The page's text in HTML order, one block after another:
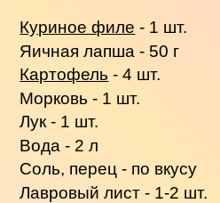
Куриное филе - 1 шт.
Яичная лапша - 50 г
Картофель - 4 шт.
Морковь - 1 шт.
Лук - 1 шт.
Вода - 2 л
Соль, перец - по вкусу
Лавровый лист - 1-2 шт.